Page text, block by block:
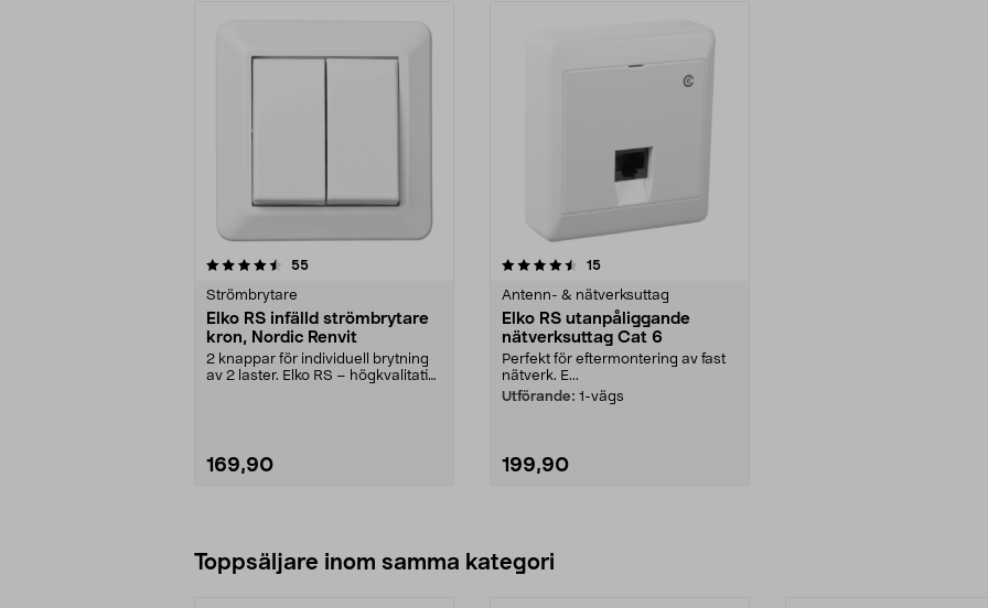
55recensioner
Strömbrytare
Elko RS infälld strömbrytare
kron, Nordic Renvit
2 knappar för individuell brytning
av 2 laster. Elko RS – högkvalitativ
169,90
4.5av 5 stjärnor 15recensioner
Antenn- & nätverksuttag
Elko RS utanpåliggande
nätverksuttag Cat 6
Perfekt för eftermontering av fast
nätverk. E...
Utförande: 1-vägs
199,90
Toppsäljare inom samma kategori